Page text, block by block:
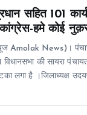
सहित 101
हमे कोई
Amolak News)।
विधानसभा की सायरा
लगा है ।जिलाध्यक्ष